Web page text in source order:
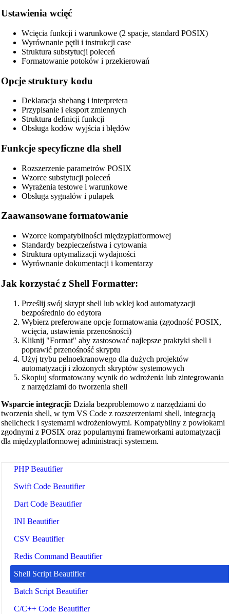
🔗 Related Tools
📝 Formatery i Upiększacze Kodu
HTML Beautifier
CSS Beautifier
JavaScript Beautifier
Vue Beautifier
SCSS Beautifier
YAML Beautifier
SQL Beautifier
MySQL SQL Beautifier
PostgreSQL SQL Beautifier
MongoDB Query Beautifier
Nginx Config Beautifier
Apache Config Beautifier
Python Beautifier
PHP Beautifier
Swift Code Beautifier
Dart Code Beautifier
INI Beautifier
CSV Beautifier
Redis Command Beautifier
Shell Script Beautifier
Batch Script Beautifier
C/C++ Code Beautifier
Ustawienia wcięć
Wcięcia funkcji i warunkowe (2 spacje, standard POSIX)
Wyrównanie pętli i instrukcji case
Struktura substytucji poleceń
Formatowanie potoków i przekierowań
Opcje struktury kodu
Deklaracja shebang i interpretera
Przypisanie i eksport zmiennych
Struktura definicji funkcji
Obsługa kodów wyjścia i błędów
Funkcje specyficzne dla shell
Rozszerzenie parametrów POSIX
Wzorce substytucji poleceń
Wyrażenia testowe i warunkowe
Obsługa sygnałów i pułapek
Zaawansowane formatowanie
Wzorce kompatybilności międzyplatformowej
Standardy bezpieczeństwa i cytowania
Struktura optymalizacji wydajności
Wyrównanie dokumentacji i komentarzy
Jak korzystać z Shell Formatter:
Prześlij swój skrypt shell lub wklej kod automatyzacji
bezpośrednio do edytora
Wybierz preferowane opcje formatowania (zgodność POSIX,
wcięcia, ustawienia przenośności)
Kliknij "Format" aby zastosować najlepsze praktyki shell i
poprawić przenośność skryptu
Użyj trybu pełnoekranowego dla dużych projektów
automatyzacji i złożonych skryptów systemowych
Skopiuj sformatowany wynik do wdrożenia lub zintegrowania
z narzędziami do tworzenia shell
Wsparcie integracji: Działa bezproblemowo z narzędziami do
tworzenia shell, w tym VS Code z rozszerzeniami shell, integracją
shellcheck i systemami wdrożeniowymi. Kompatybilny z powłokami
zgodnymi z POSIX oraz popularnymi frameworkami automatyzacji
dla międzyplatformowej administracji systemem.